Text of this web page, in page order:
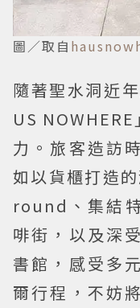
圖／取自
隨著聖水洞近
US
力。旅客造訪
如以貨櫃打造
round、集結
啡街，以及深
書館，感受多
爾行程，不妨